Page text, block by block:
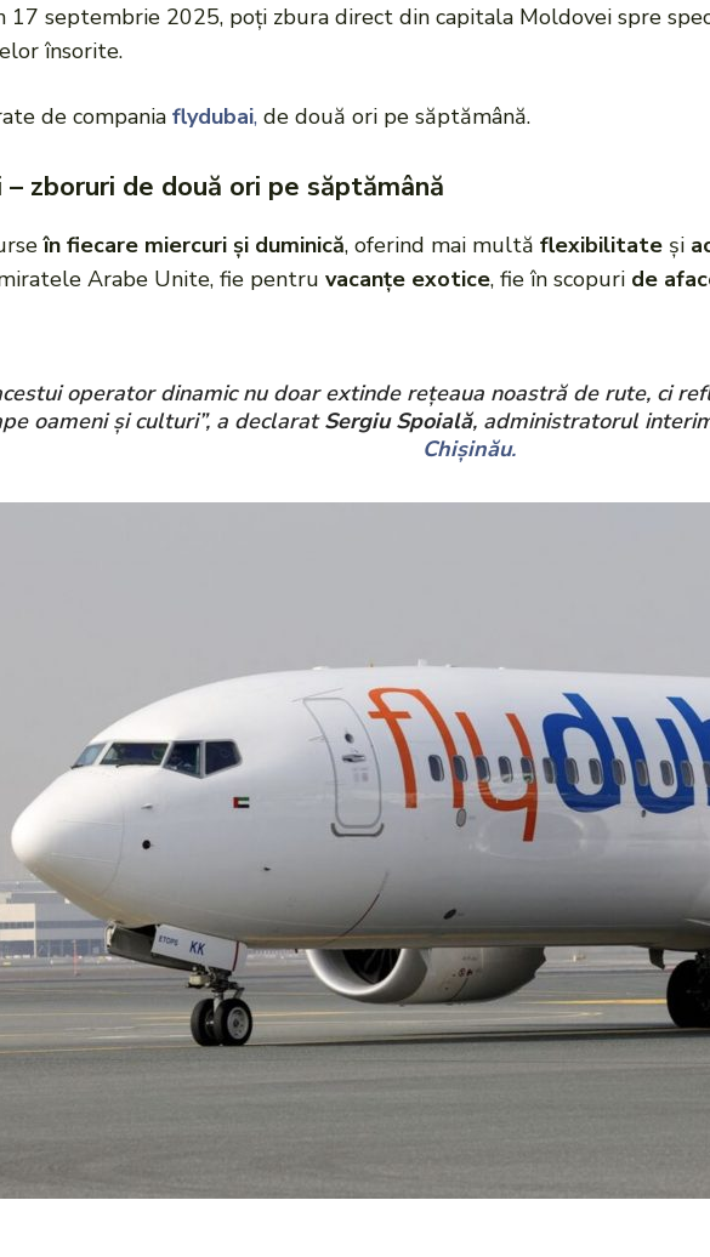
17 septembrie 2025, poți zbura direct din capitala Moldovei spre
însorite.
de compania flydubai, de două ori pe săptămână.
– zboruri de două ori pe săptămână
în fiecare miercuri și duminică, oferind mai multă flexibilitate și
Arabe Unite, fie pentru vacanțe exotice, fie în scopuri de
operator dinamic nu doar extinde rețeaua noastră de rute, ci
oameni și culturi”, a declaratSergiu Spoială, administratorul
Chișinău.